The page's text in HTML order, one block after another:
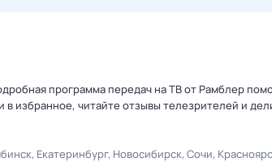
программа передач на ТВ от Рамблер
избранное, читайте отзывы телезрителей и
Екатеринбург Новосибирск Сочи